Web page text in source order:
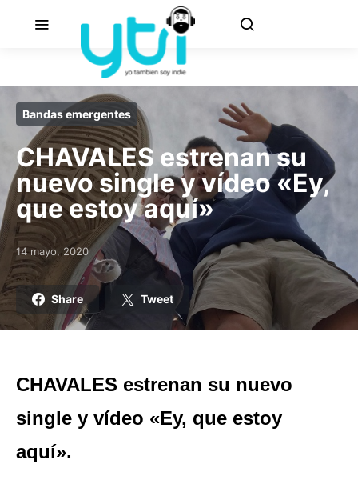
Bandas emergentes
CHAVALES estrenan su
nuevo single y vídeo «Ey,
que estoy aquí»
Posted on
14 mayo, 2020
Share Tweet
CHAVALES estrenan su nuevo
single y vídeo «Ey, que estoy
aquí».